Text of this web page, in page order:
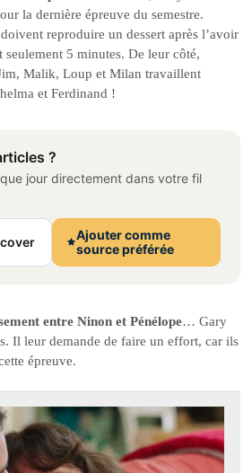
la dernière épreuve du semestre.
reproduire un dessert après l’avoir
seulement 5 minutes. De leur côté,
Malik, Loup et Milan travaillent
et Ferdinand !
?
jour directement dans votre fil
Ajouter comme
source préférée
entre Ninon et Pénélope… Gary
Il leur demande de faire un effort, car ils
épreuve.